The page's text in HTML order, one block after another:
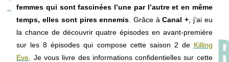
femmes qui sont fascinées l’une par l’autre et en même
temps, elles sont pires ennemis . Grâce àCanal + , j’ai eu
la chance de découvrir quatre épisodes en avant-première
sur les 8 épisodes qui compose cette saison 2 de Killing
Eve . Je vous livre des informations confidentielles sur cette